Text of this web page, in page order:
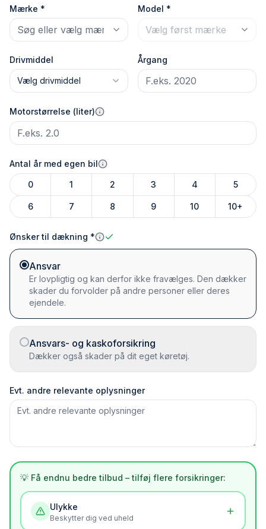
Mærke * Model *
Drivmiddel
Vælg drivmiddel
Årgang
Motorstørrelse (liter)
Antal år med egen bil
0 1 2 3 4 5
6 7 8 9 10 10+
Ønsker til dækning *
Ansvar
Er lovpligtig og kan derfor ikke fravælges. Den dækker
skader du forvolder på andre personer eller deres
ejendele.
Ansvars- og kaskoforsikring
Dækker også skader på dit eget køretøj.
Evt. andre relevante oplysninger
💡 Få endnu bedre tilbud – tilføj flere forsikringer:
Ulykke
Beskytter dig ved uheld